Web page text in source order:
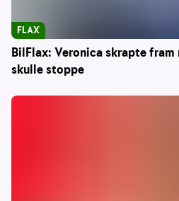
BilFlax: Veronica skrapte
skulle stoppe
FLAX